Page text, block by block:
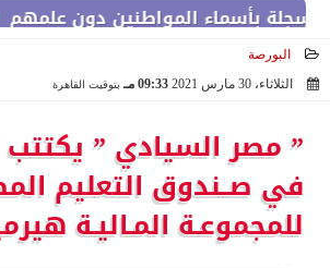
المواطنين دون علمهم
البورصة
الثلاثاء، 30 مارس 2021
09:33 مـ بتوقيت القاهرة
” مصر السيادي ” یكتتب
في صــندوق التعلیم
للمجموعـة المـالیـة